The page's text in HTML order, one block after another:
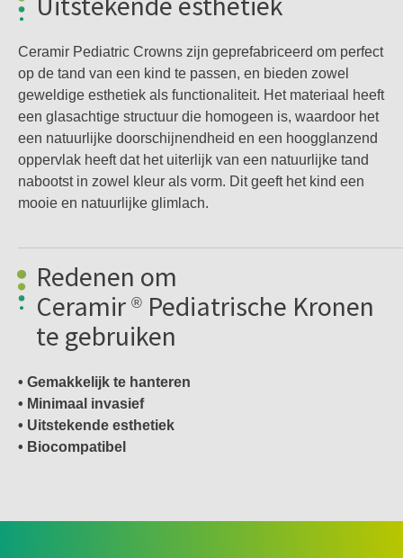
Ceramir Pediatric Crowns zijn geprefabriceerd om perfect
op de tand van een kind te passen, en bieden zowel
geweldige esthetiek als functionaliteit. Het materiaal heeft
een glasachtige structuur die homogeen is, waardoor het
een natuurlijke doorschijnendheid en een hoogglanzend
oppervlak heeft dat het uiterlijk van een natuurlijke tand
nabootst in zowel kleur als vorm. Dit geeft het kind een
mooie en natuurlijke glimlach.
Redenen om
Ceramir ® Pediatrische Kronen
te gebruiken
• Gemakkelijk te hanteren
• Minimaal invasief
• Uitstekende esthetiek
• Biocompatibel